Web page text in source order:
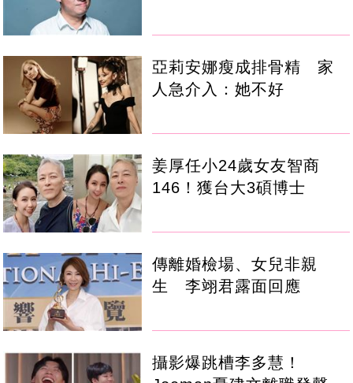
亞莉安娜瘦成排骨精 家
人急介入：她不好
姜厚任小24歲女友智商
146！獲台大3碩博士
傳離婚檢場、女兒非親
生 李翊君露面回應
攝影爆跳槽李多慧！